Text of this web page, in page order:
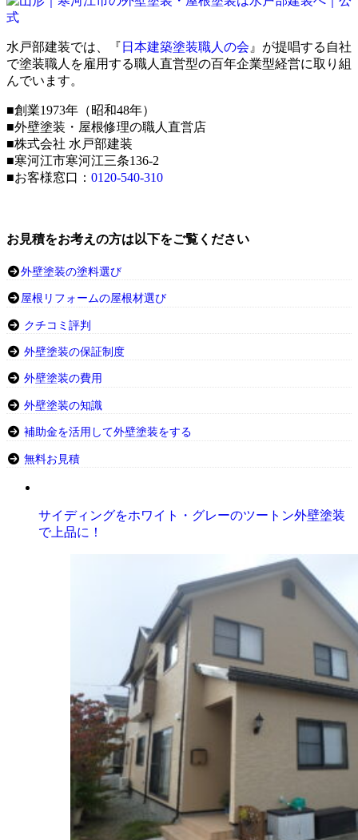
水戸部建装では、『 日本建築塗装職人の会 』が提唱する自社
で塗装職人を雇用する職人直営型の百年企業型経営に取り組
んでいます。
■創業1973年（昭和48年）
■外壁塗装・屋根修理の職人直営店
■株式会社 水戸部建装
■寒河江市寒河江三条136-2
■お客様窓口： 0120-540-310
お見積をお考えの方は以下をご覧ください
外壁塗装の塗料選び
屋根リフォームの屋根材選び
クチコミ評判
外壁塗装の保証制度
外壁塗装の費用
外壁塗装の知識
補助金を活用して外壁塗装をする
無料お見積
サイディングをホワイト・グレーのツートン外壁塗装
で上品に！